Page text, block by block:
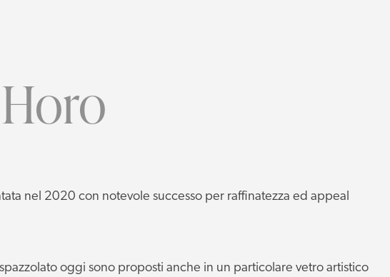
nel 2020 con notevole successo per raffinatezza ed appeal
oggi sono proposti anche in un particolare vetro artistico